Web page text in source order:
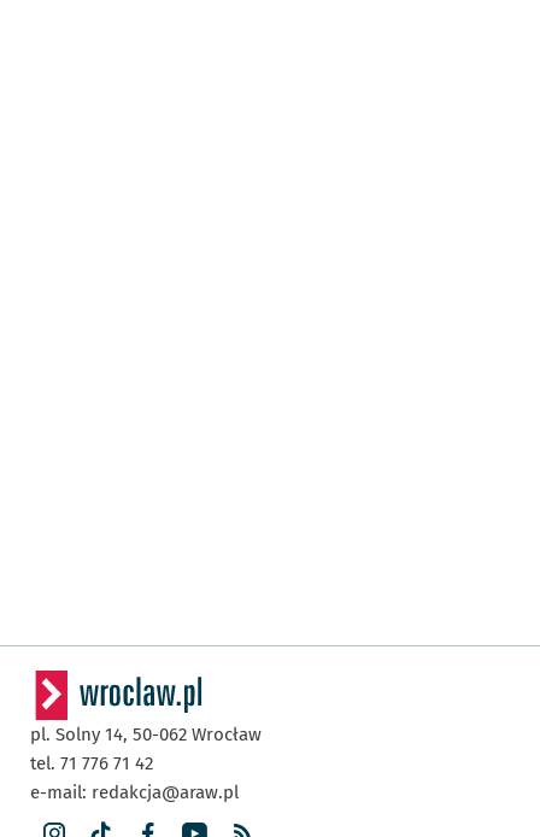
pl. Solny 14, 50-062 Wrocław
tel. 71 776 71 42
e-mail: redakcja@araw.pl